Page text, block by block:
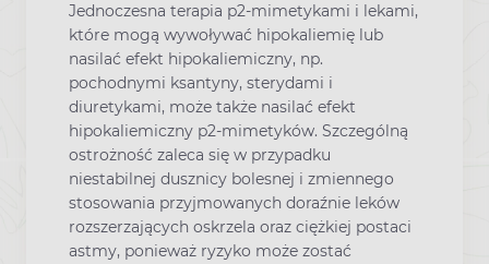
Jednoczesna terapia p2-mimetykami i lekami,
które mogą wywoływać hipokaliemię lub
nasilać efekt hipokaliemiczny, np.
pochodnymi ksantyny, sterydami i
diuretykami, może także nasilać efekt
hipokaliemiczny p2-mimetyków. Szczególną
ostrożność zaleca się w przypadku
niestabilnej dusznicy bolesnej i zmiennego
stosowania przyjmowanych doraźnie leków
rozszerzających oskrzela oraz ciężkiej postaci
astmy, ponieważ ryzyko może zostać